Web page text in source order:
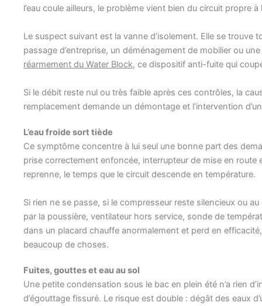
l’eau coule ailleurs, le problème vient bien du circuit propre
Le suspect suivant est la vanne d’isolement. Elle se trouve
passage d’entreprise, un déménagement de mobilier ou
réarmement du Water Block, ce dispositif anti-fuite qui
Si le débit reste nul ou très faible après ces contrôles, la
remplacement demande un démontage et l’intervention
L’eau froide sort tiède
Ce symptôme concentre à lui seul une bonne part des
prise correctement enfoncée, interrupteur de mise en
reprenne, le temps que le circuit descende en température.
Si rien ne se passe, si le compresseur reste silencieux ou
par la poussière, ventilateur hors service, sonde de
dans un placard chauffe anormalement et perd en
beaucoup de choses.
Fuites, gouttes et eau au sol
Une petite condensation sous le bac en plein été n’a rien
d’égouttage fissuré. Le risque est double : dégât des eaux